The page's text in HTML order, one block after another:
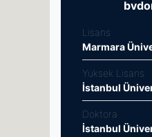
Lisans
Marmara
Yüksek Lisans
İstanbul
Doktora
İstanbul